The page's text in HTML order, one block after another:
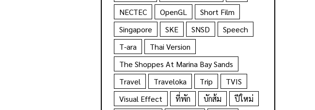
NECTEC
OpenGL
Short Film
Singapore
SKE SNSD
Speech
T-ara
Thai Version
The Shoppes At Marina Bay Sands
Travel
Traveloka Trip
TVIS
Visual Effect
ที่พัก บักส้ม
ปีใหม่